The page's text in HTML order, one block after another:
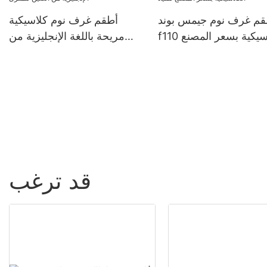
أطقم غرف نوم كلاسيكية
مريحة باللغة الإنجليزية من
غرف نوم جيمس بوند
f110 الكلاسيكية بسعر المصنع
قد ترغب